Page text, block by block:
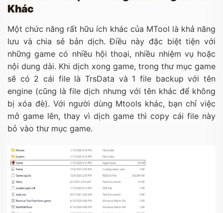
Khác
Một chức năng rất hữu ích khác của MTool là khả năng
lưu và chia sẻ bản dịch. Điều này đặc biệt tiện với
những game có nhiều hội thoại, nhiều nhiệm vụ hoặc
nội dung dài. Khi dịch xong game, trong thư mục game
sẽ có 2 cái file là TrsData và 1 file backup với tên
engine (cũng là file dịch nhưng với tên khác để không
bị xóa đè). Với người dùng Mtools khác, bạn chỉ việc
mở game lên, thay vì dịch game thì copy cái file này
bỏ vào thư mục game.